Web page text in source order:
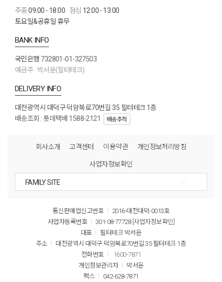
주중09:00 - 18:00 점심 12:00 - 13:00
토요일&공휴일 휴무
BANK INFO
국민은행 732801-01-327503
예금주 : 박서윤(필터테크)
DELIVERY INFO
대전광역시 대덕구 덕암북로70번길 35 필터테크 1층
배송조회 : 롯데택배 1588-2121
배송추적
회사소개 고객센터 이용약관 개인정보처리방침
사업자정보확인
통신판매업신고번호
2016-대전대덕-0013호
사업자등록번호
301-08-77728 [사업자정보확인]
대표
필터테크 박서윤
주소
대전광역시 대덕구 덕암북로70번길 35 필터테크 1층
전화번호
1600-7871
개인정보관리자
박서윤
팩스
042-628-7871